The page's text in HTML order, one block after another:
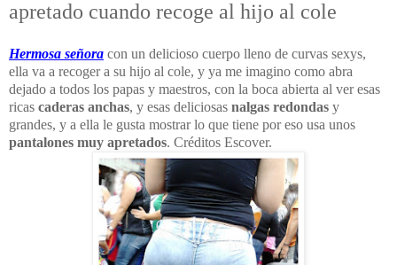
apretado cuando recoge al hijo al cole
Hermosa señora con un delicioso cuerpo lleno de curvas sexys,
ella va a recoger a su hijo al cole, y ya me imagino como abra
dejado a todos los papas y maestros, con la boca abierta al ver esas
ricas caderas anchas, y esas deliciosas nalgas redondas y
grandes, y a ella le gusta mostrar lo que tiene por eso usa unos
pantalones muy apretados. Créditos Escover.